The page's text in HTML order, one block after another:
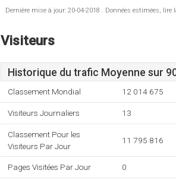
Dernière mise à jour: 20-04-2018 . Données estimées, lire
Visiteurs
Historique du trafic Moyenne sur
Classement Mondial 12 014 675
Visiteurs Journaliers 13
Classement Pour les
Visiteurs Par Jour
11 795 816
Pages Visitées Par Jour 0